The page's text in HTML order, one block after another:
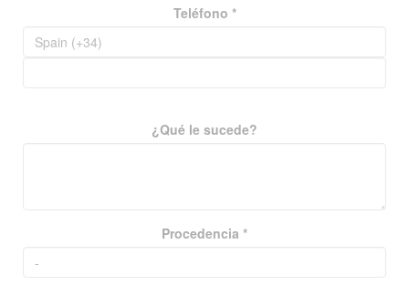
Teléfono *
¿Qué le sucede?
Procedencia *